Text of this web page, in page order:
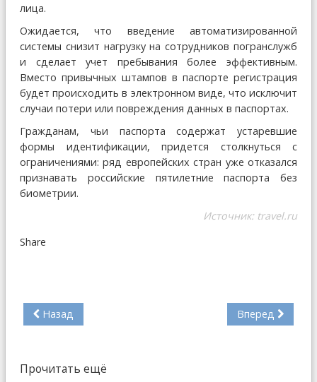
лица.
Ожидается, что введение автоматизированной
системы снизит нагрузку на сотрудников погранслужб
и сделает учет пребывания более эффективным.
Вместо привычных штампов в паспорте регистрация
будет происходить в электронном виде, что исключит
случаи потери или повреждения данных в паспортах.
Гражданам, чьи паспорта содержат устаревшие
формы идентификации, придется столкнуться с
ограничениями: ряд европейских стран уже отказался
признавать российские пятилетние паспорта без
биометрии.
Источник: travel.ru
Share
Назад Вперед
Прочитать ещё